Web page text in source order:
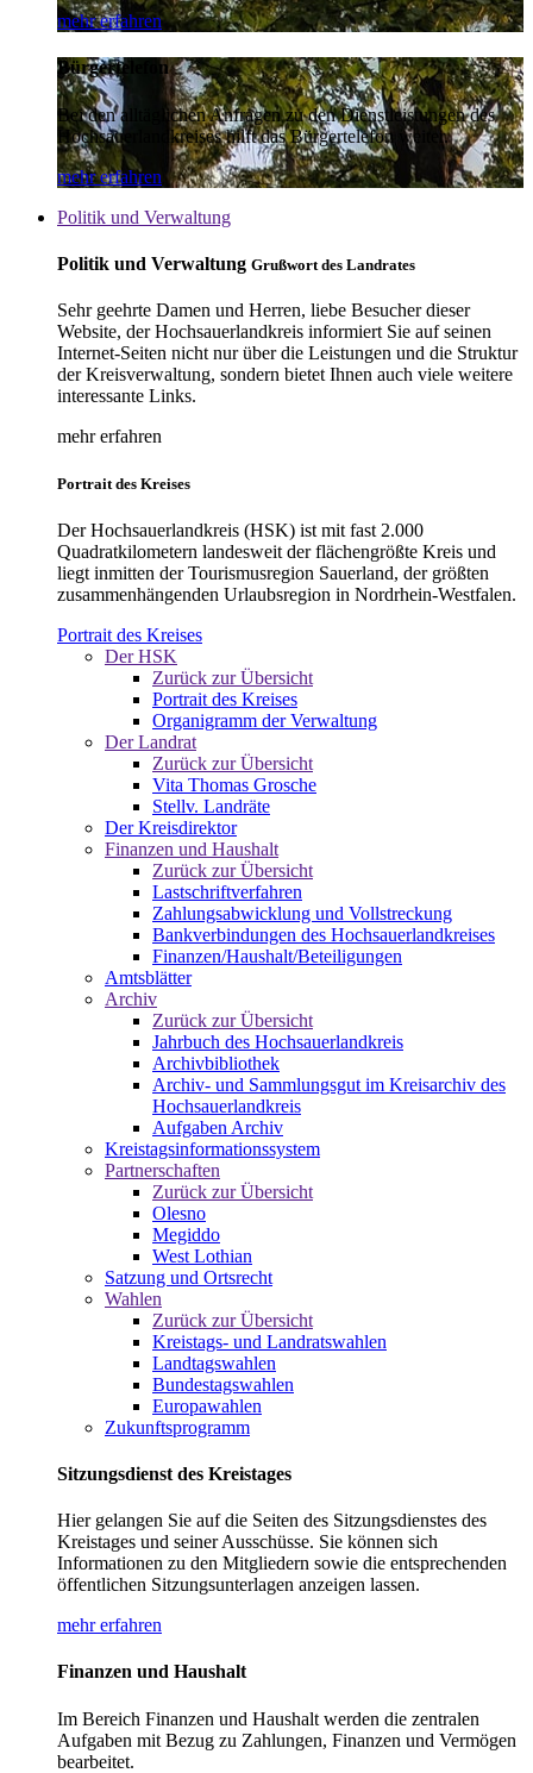
mehr erfahren
Bürgertelefon
Bei den alltäglichen Anfragen zu den Dienstleistungen des
Hochsauerlandkreises hilft das Bürgertelefon weiter.
mehr erfahren
Politik und Verwaltung
Politik und Verwaltung Grußwort des Landrates
Sehr geehrte Damen und Herren, liebe Besucher dieser
Website, der Hochsauerlandkreis informiert Sie auf seinen
Internet-Seiten nicht nur über die Leistungen und die Struktur
der Kreisverwaltung, sondern bietet Ihnen auch viele weitere
interessante Links.
mehr erfahren
Portrait des Kreises
Der Hochsauerlandkreis (HSK) ist mit fast 2.000
Quadratkilometern landesweit der flächengrößte Kreis und
liegt inmitten der Tourismusregion Sauerland, der größten
zusammenhängenden Urlaubsregion in Nordrhein-Westfalen.
Portrait des Kreises
Der HSK
Zurück zur Übersicht
Portrait des Kreises
Organigramm der Verwaltung
Der Landrat
Zurück zur Übersicht
Vita Thomas Grosche
Stellv. Landräte
Der Kreisdirektor
Finanzen und Haushalt
Zurück zur Übersicht
Lastschriftverfahren
Zahlungsabwicklung und Vollstreckung
Bankverbindungen des Hochsauerlandkreises
Finanzen/Haushalt/Beteiligungen
Amtsblätter
Archiv
Zurück zur Übersicht
Jahrbuch des Hochsauerlandkreis
Archivbibliothek
Archiv- und Sammlungsgut im Kreisarchiv des
Hochsauerlandkreis
Aufgaben Archiv
Kreistagsinformationssystem
Partnerschaften
Zurück zur Übersicht
Olesno
Megiddo
West Lothian
Satzung und Ortsrecht
Wahlen
Zurück zur Übersicht
Kreistags- und Landratswahlen
Landtagswahlen
Bundestagswahlen
Europawahlen
Zukunftsprogramm
Sitzungsdienst des Kreistages
Hier gelangen Sie auf die Seiten des Sitzungsdienstes des
Kreistages und seiner Ausschüsse. Sie können sich
Informationen zu den Mitgliedern sowie die entsprechenden
öffentlichen Sitzungsunterlagen anzeigen lassen.
mehr erfahren
Finanzen und Haushalt
Im Bereich Finanzen und Haushalt werden die zentralen
Aufgaben mit Bezug zu Zahlungen, Finanzen und Vermögen
bearbeitet.